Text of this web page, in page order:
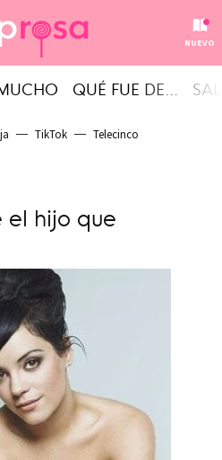
NUEVO
QUÉ FUE DE...
TikTok Telecinco
el hijo que